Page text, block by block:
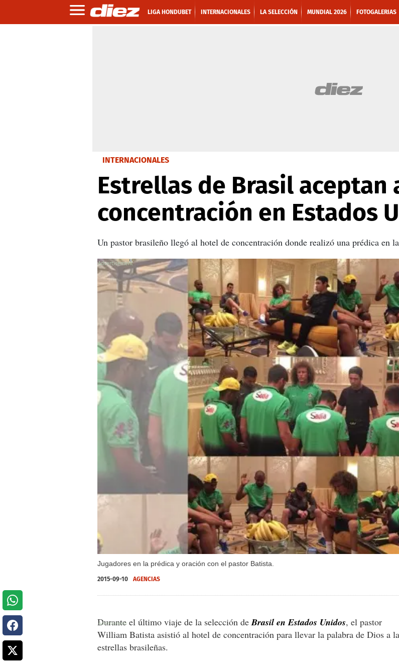
LIGA HONDUBET INTERNACIONALES LA SELECCIÓN MUNDIAL 2026 FOTOGALERIAS
INTERNACIONALES
Estrellas de Brasil aceptan
concentración en Estados
Un pastor brasileño llegó al hotel de concentración donde realizó una prédica en
Jugadores en la prédica y oración con el pastor Batista.
X
X
2015-09-10 AGENCIAS
Durante el último viaje de la selección deBrasil en Estados Unidos, el pastor
William Batista asistió al hotel de concentración para llevar la palabra de Dios a
estrellas brasileñas.